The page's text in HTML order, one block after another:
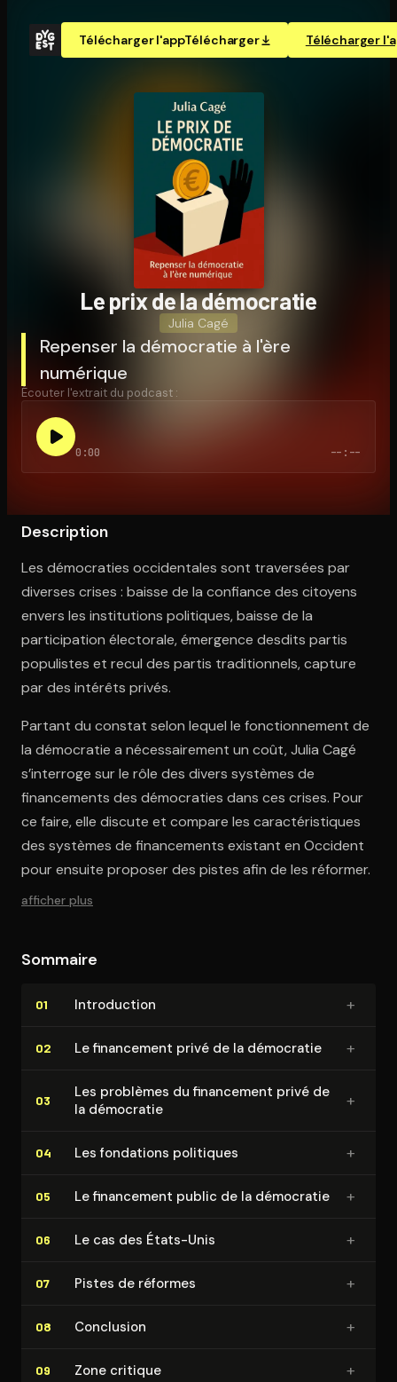
Télécharger l'appTélécharger Télécharger
Ouvre l'app Appareil photo, pointe sur le code. C'est gratuit à
Le prix de la démocratie
Julia Cagé
Repenser la démocratie à l'ère
numérique
Écouter l'extrait du podcast :
0:00 --:--
Description
Les démocraties occidentales sont traversées par
diverses crises : baisse de la confiance des citoyens
envers les institutions politiques, baisse de la
participation électorale, émergence desdits partis
populistes et recul des partis traditionnels, capture
par des intérêts privés.
Partant du constat selon lequel le fonctionnement de
la démocratie a nécessairement un coût, Julia Cagé
s’interroge sur le rôle des divers systèmes de
financements des démocraties dans ces crises. Pour
ce faire, elle discute et compare les caractéristiques
des systèmes de financements existant en Occident
pour ensuite proposer des pistes afin de les réformer.
afficher plus
Sommaire
01 In­tro­duc­tion +
02 Le financement privé de la démocratie +
03
Les problèmes du financement privé de
la démocratie
+
04 Les fondations politiques +
05 Le financement public de la démocratie +
06 Le cas des États-Unis +
07 Pistes de réformes +
08 Conclusion +
09 Zone critique +